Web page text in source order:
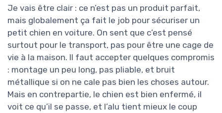
Je vais être clair : ce n’est pas un produit parfait,
mais globalement ça fait le job pour sécuriser un
petit chien en voiture. On sent que c’est pensé
surtout pour le transport, pas pour être une cage de
vie à la maison. Il faut accepter quelques compromis
: montage un peu long, pas pliable, et bruit
métallique si on ne cale pas bien les choses autour.
Mais en contrepartie, le chien est bien enfermé, il
voit ce qu’il se passe, et l’alu tient mieux le coup